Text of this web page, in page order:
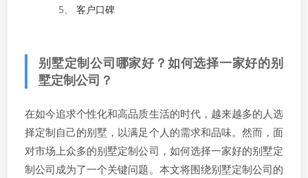
5、
客户口碑
别墅定制公司哪家好？如何选择一家好的别
墅定制公司？
在如今追求个性化和高品质生活的时代，越来越多的人选
择定制自己的别墅，以满足个人的需求和品味。然而，面
对市场上众多的别墅定制公司，如何选择一家好的别墅定
制公司成为了一个关键问题。本文将围绕别墅定制公司的